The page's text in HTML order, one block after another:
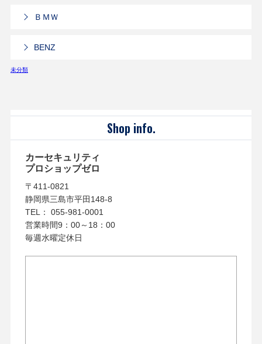
ＢＭＷ
BENZ
未分類
Shop info.
カーセキュリティ
プロショップゼロ
〒411-0821
静岡県三島市平田148-8
TEL： 055-981-0001
営業時間9：00～18：00
毎週水曜定休日